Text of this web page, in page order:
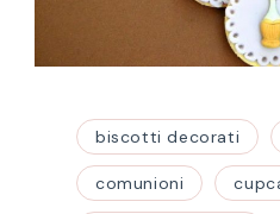
biscotti decorati
comunioni